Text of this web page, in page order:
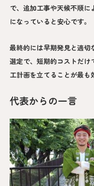
で、追加工事や天候不順
になっていると安心です。
最終的には早期発見と適切
選定で、短期的コストだ
工計画を立てることが最も
代表からの一言